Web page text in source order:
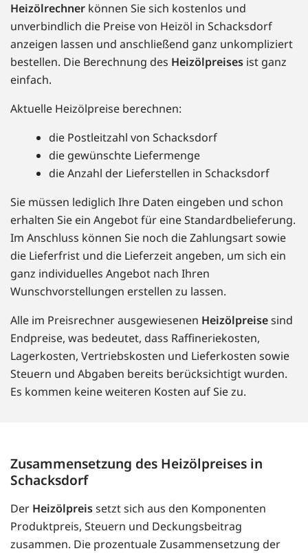
Heizölrechner können Sie sich kostenlos und
unverbindlich die Preise von Heizöl in Schacksdorf
anzeigen lassen und anschließend ganz unkompliziert
bestellen. Die Berechnung des Heizölpreises ist ganz
einfach.
Aktuelle Heizölpreise berechnen:
die Postleitzahl von Schacksdorf
die gewünschte Liefermenge
die Anzahl der Lieferstellen in Schacksdorf
Sie müssen lediglich Ihre Daten eingeben und schon
erhalten Sie ein Angebot für eine Standardbelieferung.
Im Anschluss können Sie noch die Zahlungsart sowie
die Lieferfrist und die Lieferzeit angeben, um sich ein
ganz individuelles Angebot nach Ihren
Wunschvorstellungen erstellen zu lassen.
Alle im Preisrechner ausgewiesenen Heizölpreisesind
Endpreise, was bedeutet, dass Raffineriekosten,
Lagerkosten, Vertriebskosten und Lieferkosten sowie
Steuern und Abgaben bereits berücksichtigt wurden.
Es kommen keine weiteren Kosten auf Sie zu.
Zusammensetzung des Heizölpreises in
Schacksdorf
Der Heizölpreissetzt sich aus den Komponenten
Produktpreis, Steuern und Deckungsbeitrag
zusammen. Die prozentuale Zusammensetzung der